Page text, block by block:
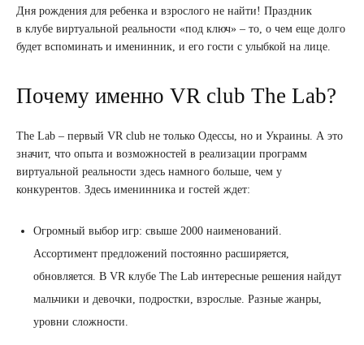
Дня рождения для ребенка и взрослого не найти! Праздник
в клубе виртуальной реальности «под ключ» – то, о чем еще долго
будет вспоминать и именинник, и его гости с улыбкой на лице.
Почему именно VR club The Lab?
The Lab – первый VR club не только Одессы, но и Украины. А это
значит, что опыта и возможностей в реализации программ
виртуальной реальности здесь намного больше, чем у
конкурентов. Здесь именинника и гостей ждет:
Огромный выбор игр: свыше 2000 наименований.
Ассортимент предложений постоянно расширяется,
обновляется. В VR клубе The Lab интересные решения найдут
мальчики и девочки, подростки, взрослые. Разные жанры,
уровни сложности.